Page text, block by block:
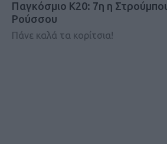
Παγκόσμιο Κ20: 7η η
Ρούσσου
Πάνε καλά τα κορίτσια!